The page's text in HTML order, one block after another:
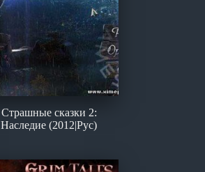
Страшные сказки 2:
Наследие (2012|Рус)